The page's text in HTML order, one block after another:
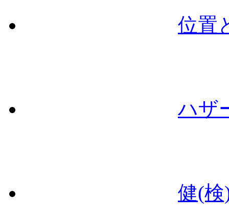
位置
ハザ
健(